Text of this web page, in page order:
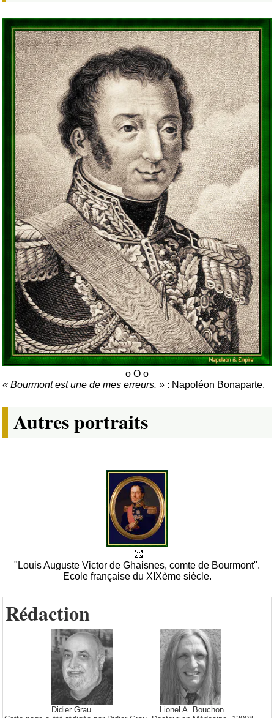
Bourmont est une de mes erreurs. : Napoléon Bonaparte.
Autres portraits
"Louis Auguste Victor de Ghaisnes, comte de Bourmont".
Ecole française du XIXème siècle.
Rédaction
Didier Grau
Lionel A. Bouchon